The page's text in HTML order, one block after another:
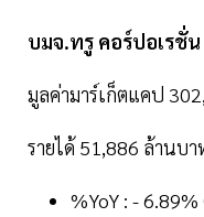
บมจ.ทรู คอร์ปอเรชั่น
มูลค่ามาร์เก็ตแคป
รายได้ 51,886 ล้านบา
%YoY : -